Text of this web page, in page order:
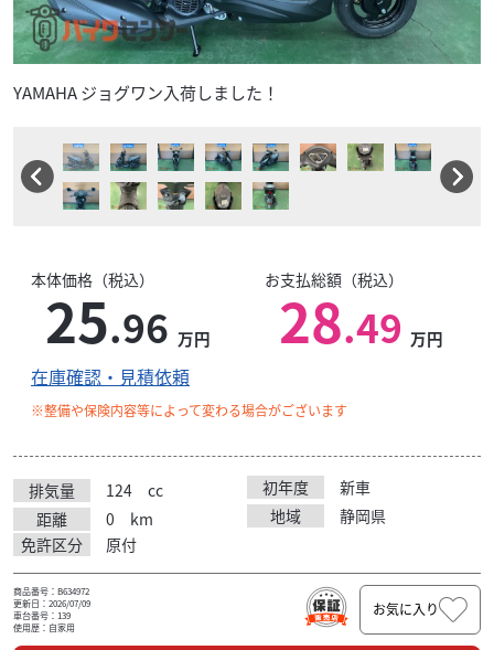
YAMAHA ジョグワン入荷しました！
本体価格（税込）
25.96 万円
お支払総額（税込）
28.49 万円
在庫確認・見積依頼
※整備や保険内容等によって変わる場合がございます
排気量 124 cc 初年度
新車
距離
0 km 地域
静岡県
免許区分
原付
商品番号：B634972
更新日：2026/07/09
車台番号：139
使用歴：自家用
お気に入り